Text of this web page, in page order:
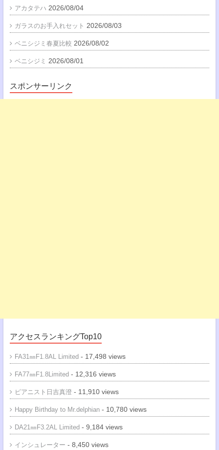
アカタテハ 2026/08/04
ガラスのお手入れセット 2026/08/03
ベニシジミ春夏比較 2026/08/02
ベニシジミ 2026/08/01
スポンサーリンク
アクセスランキングTop10
FA31㎜F1.8AL Limited- 17,498 views
FA77㎜F1.8Limited- 12,316 views
ピアニスト日吉真澄 - 11,910 views
Happy Birthday to Mr.delphian- 10,780 views
DA21㎜F3.2AL Limited- 9,184 views
インシュレーター - 8,450 views